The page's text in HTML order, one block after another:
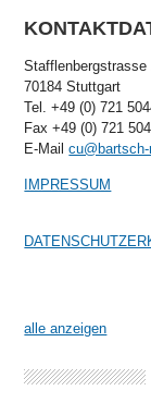
Stafflenbergstrasse
70184 Stuttgart
Tel. +49 (0) 721
Fax +49 (0) 721
E-Mail
IMPRESSUM
alle anzeigen